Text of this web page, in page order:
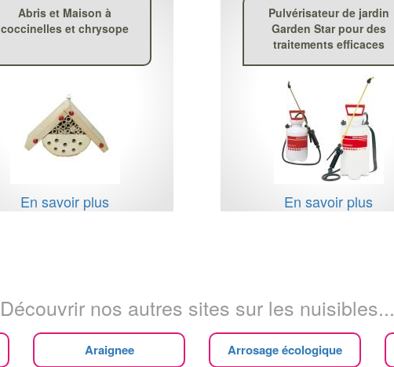
Abris et Maison à
coccinelles et chrysope
En savoir plus
Pulvérisateur de jardin
Garden Star pour des
traitements efficaces
En savoir plus
Découvrir nos autres sites sur les nuisibles...
Araignee Arrosage écologique